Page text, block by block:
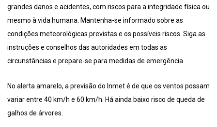
grandes danos e acidentes, com riscos para a integridade física ou
mesmo à vida humana. Mantenha-se informado sobre as
condições meteorológicas previstas e os possíveis riscos. Siga as
instruções e conselhos das autoridades em todas as
circunstâncias e prepare-se para medidas de emergência.
No alerta amarelo, a previsão do Inmet é de que os ventos possam
variar entre 40 km/h e 60 km/h. Há ainda baixo risco de queda de
galhos de árvores.